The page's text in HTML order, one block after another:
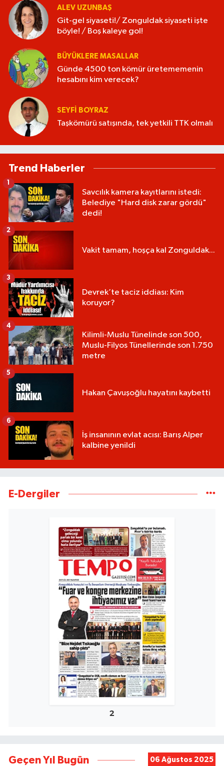
ALEV UZUNBAŞ
Git-gel siyaseti!/ Zonguldak siyaseti işte
böyle! / Boş kaleye gol!
BÜYÜKLERE MASALLAR
Günde 4500 ton kömür üretememenin
hesabını kim verecek?
SEYFI BOYRAZ
Taşkömürü satışında, tek yetkili TTK olmalı
Trend Haberler
Savcılık kamera kayıtlarını istedi:
Belediye "Hard disk zarar gördü"
dedi!
Vakit tamam, hoşça kal Zonguldak...
2
Devrek’te taciz iddiası: Kim
koruyor?
3
Kilimli-Muslu Tünelinde son 500,
Muslu-Filyos Tünellerinde son 1.750
metre
4
Hakan Çavuşoğlu hayatını kaybetti
5
İş insanının evlat acısı: Barış Alper
kalbine yenildi
6
E-Dergiler
2
Geçen Yıl Bugün 06 Ağustos 2025